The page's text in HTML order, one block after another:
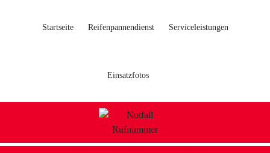
Startseite Reifenpannendienst Serviceleistungen
Einsatzfotos